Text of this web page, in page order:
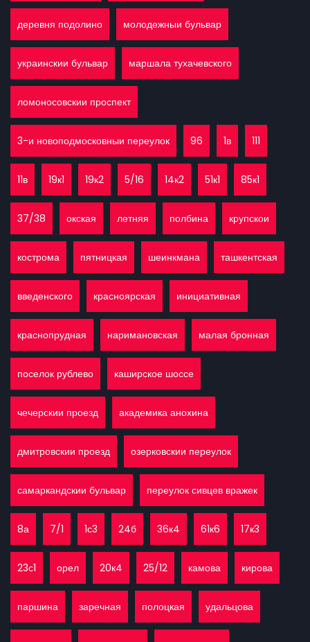
деревня подолино молодежныи бульвар
украинскии бульвар маршала тухачевского
ломоносовскии проспект
3-и новоподмосковныи переулок 96 1в 111
11в 19к1 19к2 5/16 14к2 51к1 85к1
37/38 окская летняя полбина крупскои
кострома пятницкая шеинкмана ташкентская
введенского красноярская инициативная
краснопрудная наримановская малая бронная
поселок рублево каширское шоссе
чечерскии проезд академика анохина
дмитровскии проезд озерковскии переулок
самаркандскии бульвар переулок сивцев вражек
8а 7/1 1с3 24б 36к4 61к6 17к3
23с1 орел 20к4 25/12 камова кирова
паршина заречная полоцкая удальцова